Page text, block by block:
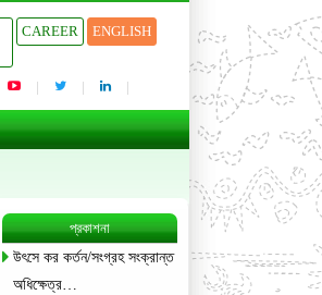
CAREER ENGLISH
প্রকাশনা
উৎসে কর কর্তন/সংগ্রহ সংক্রান্ত
অধিক্ষেত্র…